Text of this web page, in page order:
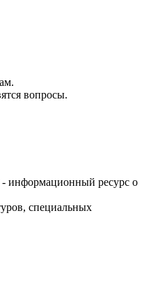
вопросы.
информационный ресурс о
специальных